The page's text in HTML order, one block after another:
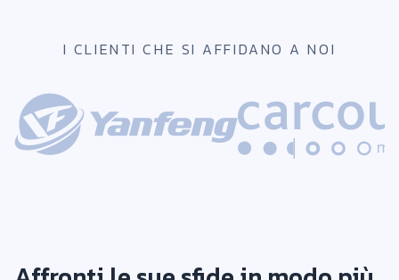
I CLIENTI CHE SI AFFIDANO A NOI